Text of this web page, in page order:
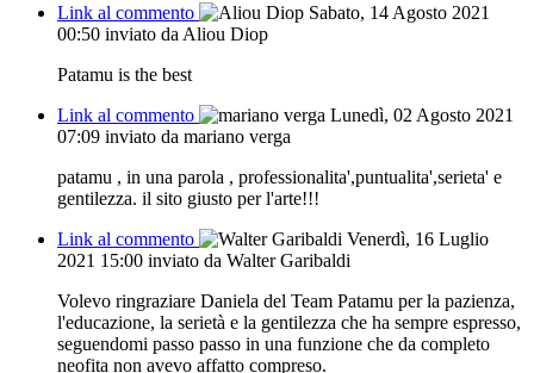
Link al commento
Sabato, 14 Agosto 2021
00:50 inviato da Aliou Diop
Patamu is the best
Link al commento
Lunedì, 02 Agosto 2021
07:09 inviato da mariano verga
patamu , in una parola , professionalita',puntualita',serieta' e
gentilezza. il sito giusto per l'arte!!!
Link al commento
Venerdì, 16 Luglio
2021 15:00 inviato da Walter Garibaldi
Volevo ringraziare Daniela del Team Patamu per la pazienza,
l'educazione, la serietà e la gentilezza che ha sempre espresso,
seguendomi passo passo in una funzione che da completo
neofita non avevo affatto compreso.